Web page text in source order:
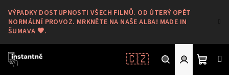
obsah
VÝPADKY DOSTUPNOSTI VŠECH FILMŮ. OD ÚTERÝ OPĚT
NORMÁLNÍ PROVOZ. MRKNĚTE NA NAŠE ALBA! MADE IN
ŠUMAVA 🖤.
🇨🇿
Hledat Přihlášení